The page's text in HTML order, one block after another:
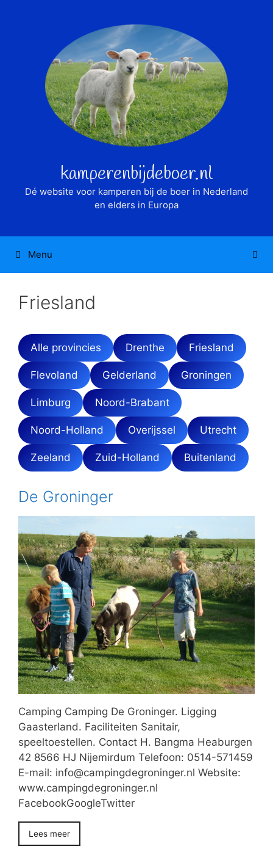
kamperenbijdeboer.nl
Dé website voor kamperen bij de boer in Nederland
en elders in Europa
Menu
Friesland
Alle provincies Drenthe Friesland
Flevoland Gelderland Groningen
Limburg Noord-Brabant
Noord-Holland Overijssel Utrecht
Zeeland Zuid-Holland Buitenland
De Groninger
Camping Camping De Groninger. Ligging
Gaasterland. Faciliteiten Sanitair,
speeltoestellen. Contact H. Bangma Heaburgen
42 8566 HJ Nijemirdum Telefoon: 0514-571459
E-mail: info@campingdegroninger.nl Website:
www.campingdegroninger.nl
FacebookGoogleTwitter
Lees meer